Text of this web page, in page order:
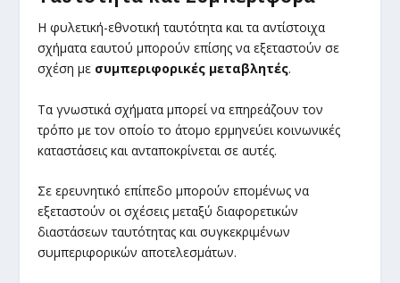
Η φυλετική-εθνοτική ταυτότητα και τα αντίστοιχα
σχήματα εαυτού μπορούν επίσης να εξεταστούν σε
σχέση με συμπεριφορικές μεταβλητές.
Τα γνωστικά σχήματα μπορεί να επηρεάζουν τον
τρόπο με τον οποίο το άτομο ερμηνεύει κοινωνικές
καταστάσεις και ανταποκρίνεται σε αυτές.
Σε ερευνητικό επίπεδο μπορούν επομένως να
εξεταστούν οι σχέσεις μεταξύ διαφορετικών
διαστάσεων ταυτότητας και συγκεκριμένων
συμπεριφορικών αποτελεσμάτων.